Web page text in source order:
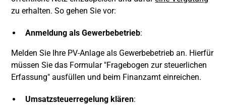
zu erhalten. So gehen Sie vor:
Anmeldung als Gewerbebetrieb:
Melden Sie Ihre PV-Anlage als Gewerbebetrieb an. Hierfür
müssen Sie das Formular "Fragebogen zur steuerlichen
Erfassung" ausfüllen und beim Finanzamt einreichen.
Umsatzsteuerregelung klären: